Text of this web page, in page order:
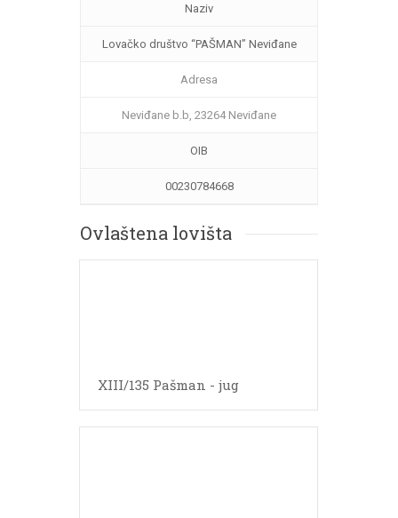
Naziv
Lovačko društvo “PAŠMAN” Neviđane
Adresa
Neviđane b.b, 23264 Neviđane
OIB
00230784668
Ovlaštena lovišta
XIII/135 Pašman - jug